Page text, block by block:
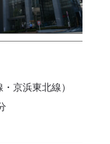
京浜東北線）